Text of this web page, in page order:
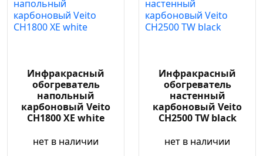
Инфракрасный
обогреватель
напольный
карбоновый Veito
CH1800 XE white
нет в наличии
Инфракрасный
обогреватель
настенный
карбоновый Veito
CH2500 TW black
нет в наличии